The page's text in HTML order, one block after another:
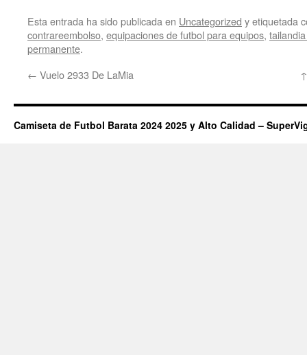
Esta entrada ha sido publicada en Uncategorized y etiquetada
contrareembolso, equipaciones de futbol para equipos,
permanente.
← Vuelo 2933 De LaMia
Camiseta de Futbol Barata 2024 2025 y Alto Calidad –